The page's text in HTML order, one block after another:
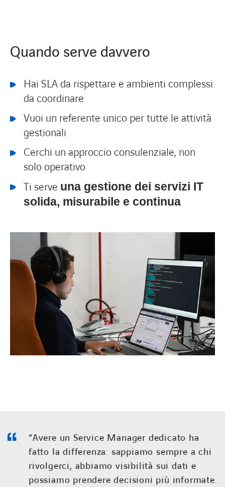
Quando serve davvero
Hai SLA da rispettare e ambienti complessi
da coordinare
Vuoi un referente unico per tutte le attività
gestionali
Cerchi un approccio consulenziale, non
solo operativo
Ti serve una gestione dei servizi IT
solida, misurabile e continua
“Avere un Service Manager dedicato ha
fatto la differenza: sappiamo sempre a chi
rivolgerci, abbiamo visibilità sui dati e
possiamo prendere decisioni più informate.